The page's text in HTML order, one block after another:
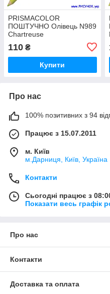
PRISMACOLOR
ПОШТУЧНО Олівець N989
Chartreuse
110 ₴
Купити
Про нас
100% позитивних з 94
Працює з 15.07.2011
м. Київ
м.Дарниця, Київ, Україна
Контакти
Сьогодні працює з
Показати весь графік
Про нас
Контакти
Доставка та оплата